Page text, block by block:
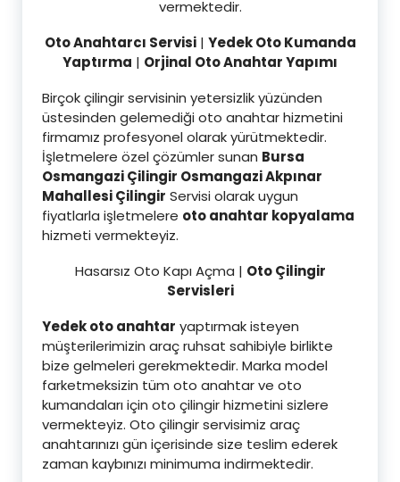
vermektedir.
Oto Anahtarcı Servisi| Yedek Oto Kumanda
Yaptırma | Orjinal Oto Anahtar Yapımı
Birçok çilingir servisinin yetersizlik yüzünden
üstesinden gelemediği oto anahtar hizmetini
firmamız profesyonel olarak yürütmektedir.
İşletmelere özel çözümler sunan Bursa
Osmangazi Çilingir Osmangazi Akpınar
Mahallesi Çilingir Servisi olarak uygun
fiyatlarla işletmelere oto anahtar kopyalama
hizmeti vermekteyiz.
Hasarsız Oto Kapı Açma | Oto Çilingir
Servisleri
Yedek oto anahtar yaptırmak isteyen
müşterilerimizin araç ruhsat sahibiyle birlikte
bize gelmeleri gerekmektedir. Marka model
farketmeksizin tüm oto anahtar ve oto
kumandaları için oto çilingir hizmetini sizlere
vermekteyiz. Oto çilingir servisimiz araç
anahtarınızı gün içerisinde size teslim ederek
zaman kaybınızı minimuma indirmektedir.